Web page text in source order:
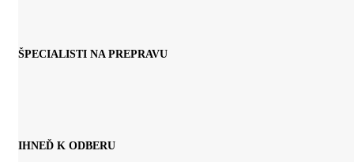
ŠPECIALISTI NA PREPRAVU
IHNEĎ K ODBERU